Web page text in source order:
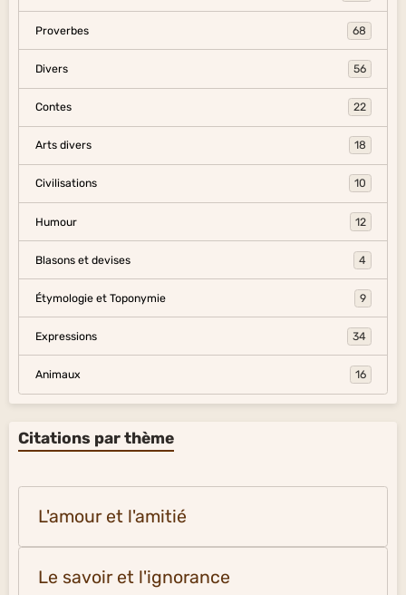
Proverbes 68
Divers 56
Contes 22
Arts divers 18
Civilisations 10
Humour 12
Blasons et devises 4
Étymologie et Toponymie 9
Expressions 34
Animaux 16
Citations par thème
L'amour et l'amitié
Le savoir et l'ignorance